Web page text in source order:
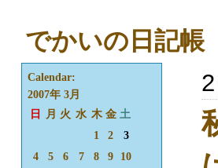
でかいの日記帳
Calendar:
2007年 3月
日
月 火 水 木 金 土
1 2
3
4
5 6 7 8 9
10